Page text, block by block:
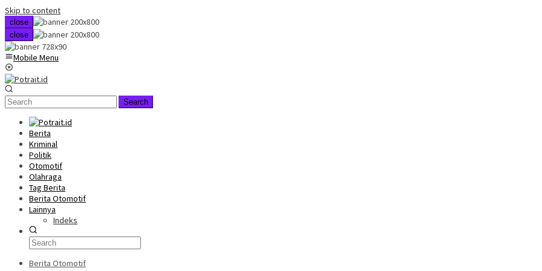
Skip to content
close
close
Mobile Menu
Search
Berita
Kriminal
Politik
Otomotif
Olahraga
Tag Berita
Berita Otomotif
Lainnya
Indeks
Berita Otomotif